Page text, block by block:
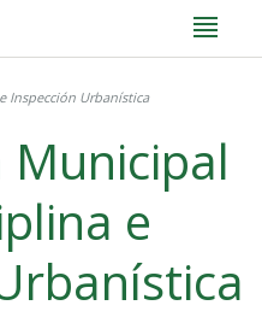
Inspección Urbanística
e